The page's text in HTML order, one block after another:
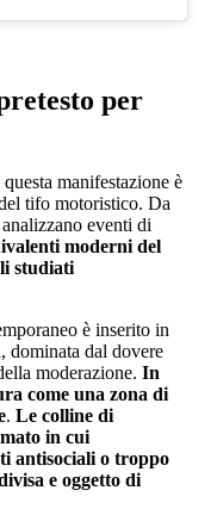
per
manifestazione è
tifo motoristico. Da
eventi di
moderni del
studiati
è inserito in
dominata dal dovere
moderazione. In
come una zona di
. Le colline di
in cui
antisociali o troppo
e oggetto di